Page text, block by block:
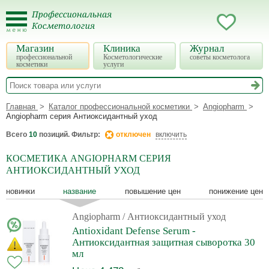
Магазин
профессиональной
косметики
Клиника
Косметологические
услуги
Журнал
советы косметолога
Главная Каталог профессиональной косметики
Angiopharm
Angiopharm серия Антиоксидантный уход
Всего 10 позиций. Фильтр: отключен включить
КОСМЕТИКА ANGIOPHARM СЕРИЯ
АНТИОКСИДАНТНЫЙ УХОД
новинки название повышение цен понижение цен
Angiopharm / Антиоксидантный уход
Antioxidant Defense Serum -
Антиоксидантная защитная сыворотка 30
мл